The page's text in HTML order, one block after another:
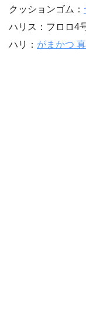
クッションゴム：
ハリス：フロロ4
ハリ： がまかつ